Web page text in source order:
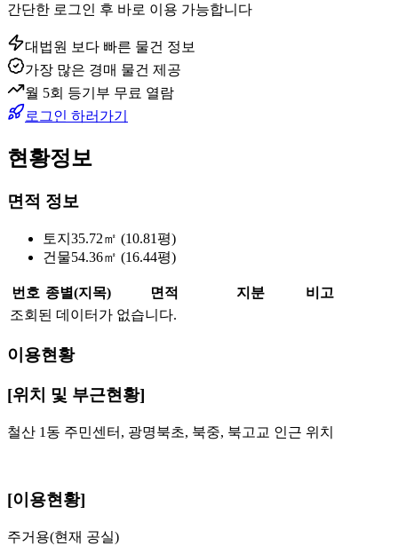
간단한 로그인 후 바로 이용 가능합니다
대법원 보다 빠른 물건 정보
가장 많은 경매 물건 제공
월 5회 등기부 무료 열람
로그인 하러가기
현황정보
면적 정보
토지 35.72㎡ (10.81평)
건물54.36㎡ (16.44평)
번호 종별(지목) 면적 지분
비고
조회된 데이터가 없습니다.
이용현황
[위치 및 부근현황]
철산 1동 주민센터, 광명북초, 북중, 북고교 인근 위치
[이용현황]
주거용(현재 공실)